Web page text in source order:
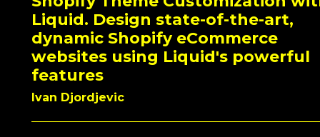
Liquid. Design state-of-the-art,
dynamic Shopify eCommerce
websites using Liquid's powerful
features
Ivan Djordjevic